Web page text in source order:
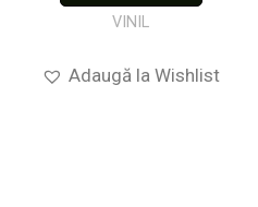
VINIL
Adaugă la Wishlist